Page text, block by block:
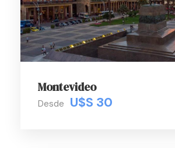
Montevideo
Desde U$S 30